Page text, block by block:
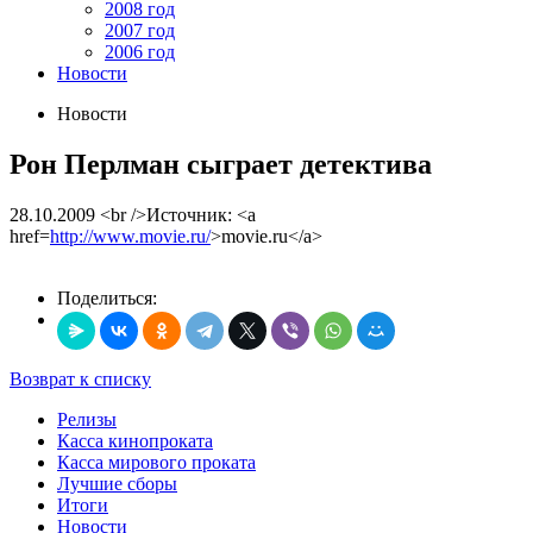
2008 год
2007 год
2006 год
Новости
Новости
Рон Перлман сыграет детектива
28.10.2009 <br />Источник: <a
href=http://www.movie.ru/>movie.ru</a>
Поделиться:
Возврат к списку
Релизы
Касса кинопроката
Касса мирового проката
Лучшие сборы
Итоги
Новости